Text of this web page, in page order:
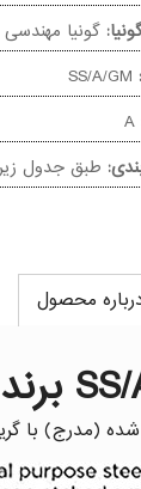
گونیا
SS/A/GM
A
طبق جدول زیر
محصول